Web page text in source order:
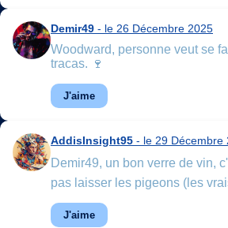
Demir49 - le 26 Décembre 2025
Woodward, personne veut se
tracas. 🍷
J'aime
AddisInsight95 - le 29 Décembre
Demir49, un bon verre de vin,
pas laisser les pigeons (les
J'aime